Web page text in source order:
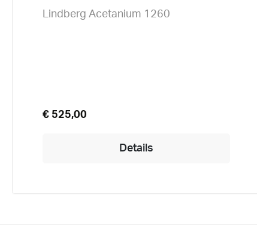
Lindberg Acetanium 1260
€ 525,00
Details